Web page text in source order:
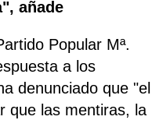
añade
Popular Mª.
a los
denunciado que "el
que las mentiras, la